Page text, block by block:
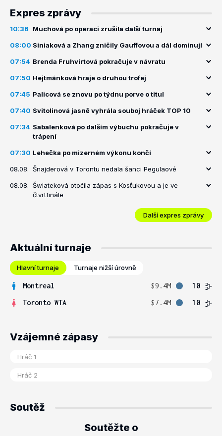
Expres zprávy
10:36 Muchová po operaci zrušila další turnaj
08:00 Siniaková a Zhang zničily Gauffovou a dál dominují
07:54 Brenda Fruhvirtová pokračuje v návratu
07:50 Hejtmánková hraje o druhou trofej
07:45 Palicová se znovu po týdnu porve o titul
07:40 Svitolinová jasně vyhrála souboj hráček TOP 10
07:34 Sabalenková po dalším výbuchu pokračuje v
trápení
07:30 Lehečka po mizerném výkonu končí
08.08. Šnajderová v Torontu nedala šanci Pegulaové
08.08. Šwiateková otočila zápas s Kosťukovou a je ve
čtvrtfinále
Další expres zprávy
Aktuální turnaje
Hlavní turnaje Turnaje nižší úrovně
Montreal $9.4M
10
Toronto WTA
$7.4M 10
Vzájemné zápasy
Soutěž
Soutěžte o